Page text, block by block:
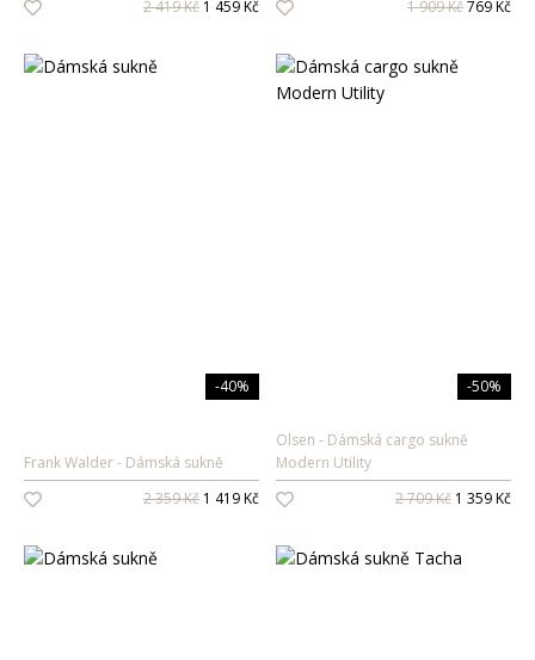
Dárkové sady
2 419 Kč 1 459 Kč 1 909 Kč769 Kč
-40%
Frank Walder
Dámská sukně
2 359 Kč 1 419 Kč
-50%
Olsen
Dámská cargo sukně
Modern Utility
2 709 Kč 1 359 Kč